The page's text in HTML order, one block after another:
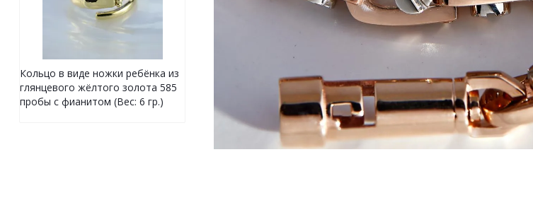
Кольцо в виде ножки ребёнка из
глянцевого жёлтого золота 585
пробы с фианитом (Вес: 6 гр.)